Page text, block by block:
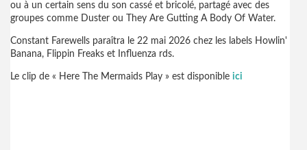
ou à un certain sens du son cassé et bricolé, partagé avec des
groupes comme Duster ou They Are Gutting A Body Of Water.
Constant Farewells paraîtra le 22 mai 2026 chez les labels Howlin'
Banana, Flippin Freaks et Influenza rds.
Le clip de « Here The Mermaids Play » est disponible ici